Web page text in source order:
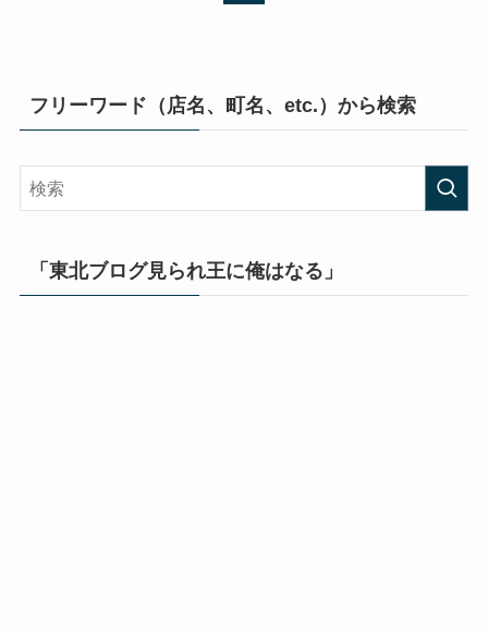
フリーワード（店名、町名、etc.）から検索
「東北ブログ見られ王に俺はなる」